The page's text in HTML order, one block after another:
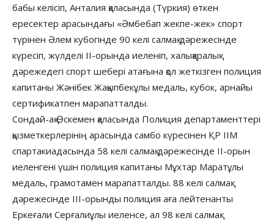
бабы келісіп, Анталия қаласында (Түркия) өткен
ересектер арасындағы «Әмбебап жекпе-жек» спорт
түрінен Әлем кубогінде 90 келі салмақ дәрежесінде
күресіп, жүлделі ІІ-орында иеленіп, халықаралық
дәрежедегі спорт шебері атағына қол жеткізген полиция
капитаны Жәнібек Жақыпбекұлы медаль, кубок, арнайы
сертификатпен марапатталды.
Сондай-ақ Өскемен қаласында Полиция департаменттері
қызметкерлерінің арасында самбо күресінен ҚР ІІМ
спартакиадасында 58 келі салмақ дәрежесінде ІІ-орын
иеленгені үшін полиция капитаны Мұхтар Маратұлы
медаль, грамотамен марапатталды. 88 келі салмақ
дәрежесінде ІІІ-орынды полиция аға лейтенанты
Еркеғали Серғалиұлы иеленсе, ал 98 келі салмақ